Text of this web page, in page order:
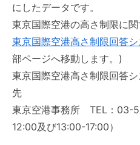
にしたデータです。
東京国際空港の高さ制限に関
東京国際空港高さ制限回答シ
部ページへ移動します。)
東京国際空港高さ制限回答
先
東京空港事務所 TEL：03-
12:00及び13:00-17:00）